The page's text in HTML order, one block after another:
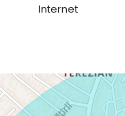
Internet